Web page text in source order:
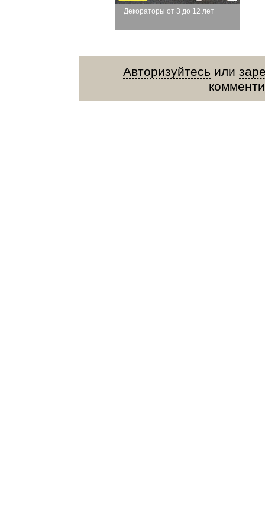
Декораторы от 3 до 12 лет
Авторизуйтесь или